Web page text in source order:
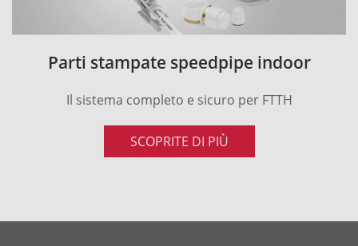
Parti stampate speedpipe indoor
Il sistema completo e sicuro per FTTH
SCOPRITE DI PIÙ